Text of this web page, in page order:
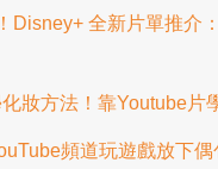
Disney+ 全新片單推介
妝方法！靠Youtube片
頻道玩遊戲放下